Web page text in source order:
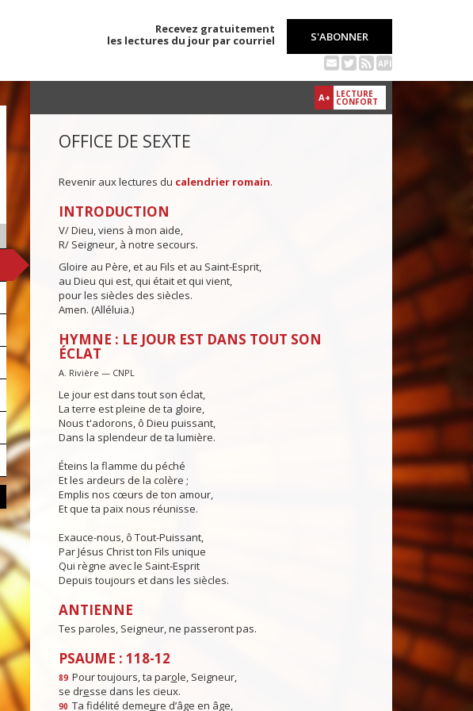
Recevez gratuitement
les lectures du jour par courriel
S'ABONNER
API
A+ LECTURE
CONFORT
OFFICE DE SEXTE
Revenir aux lectures du calendrier romain.
INTRODUCTION
V/ Dieu, viens à mon aide,
R/ Seigneur, à notre secours.
Gloire au Père, et au Fils et au Saint-Esprit,
au Dieu qui est, qui était et qui vient,
pour les siècles des siècles.
Amen. (Alléluia.)
HYMNE : LE JOUR EST DANS TOUT SON
ÉCLAT
A. Rivière — CNPL
Le jour est dans tout son éclat,
La terre est pleine de ta gloire,
Nous t'adorons, ô Dieu puissant,
Dans la splendeur de ta lumière.
Éteins la flamme du péché
Et les ardeurs de la colère ;
Emplis nos cœurs de ton amour,
Et que ta paix nous réunisse.
Exauce-nous, ô Tout-Puissant,
Par Jésus Christ ton Fils unique
Qui règne avec le Saint-Esprit
Depuis toujours et dans les siècles.
ANTIENNE
Tes paroles, Seigneur, ne passeront pas.
PSAUME : 118-12
89 Pour toujours, ta parole, Seigneur,
se dresse dans les cieux.
90 Ta fidélité demeure d’âge en âge,